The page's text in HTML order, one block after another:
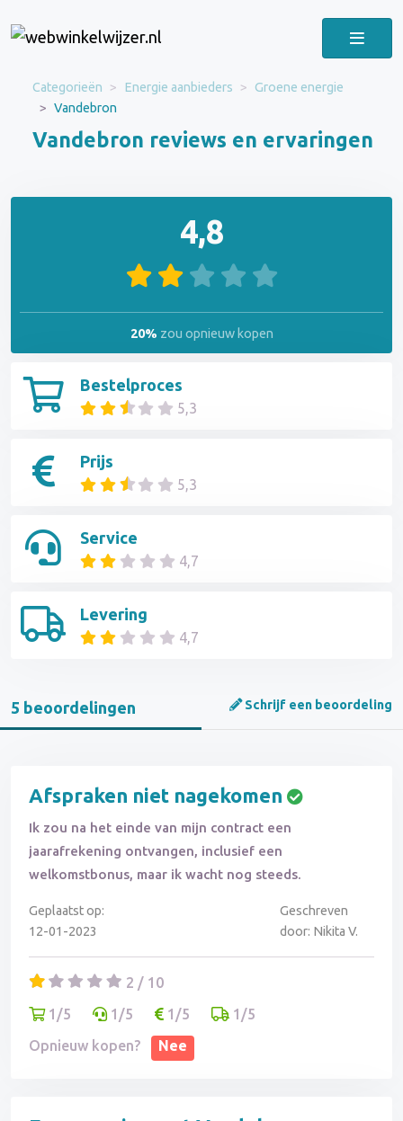
Categorieën Energie aanbieders
Groene energie
Vandebron
Vandebron reviews en ervaringen
Bestelproces
5,3
Prijs
5,3
Service
4,7
Levering
4,7
4,8
20% zou opnieuw kopen
5 beoordelingen Schrijf een beoordeling
Afspraken niet nagekomen
Ik zou na het einde van mijn contract een
jaarafrekening ontvangen, inclusief een
welkomstbonus, maar ik wacht nog steeds.
Geplaatst op:
12-01-2023
Geschreven
door: Nikita V.
2 / 10
1/5
1/5 1/5
1/5
Opnieuw kopen?
Nee